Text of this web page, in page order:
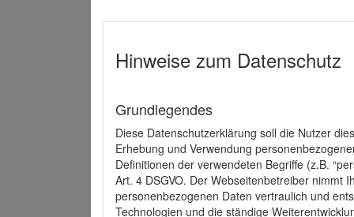
Hinweise zum Datenschutz
Grundlegendes
Diese Datenschutzerklärung soll die Nutzer
Erhebung und Verwendung
Definitionen der verwendeten Begriffe (z.B.
Art. 4 DSGVO. Der Webseitenbetreiber nimmt
personenbezogenen Daten vertraulich und
Technologien und die ständige